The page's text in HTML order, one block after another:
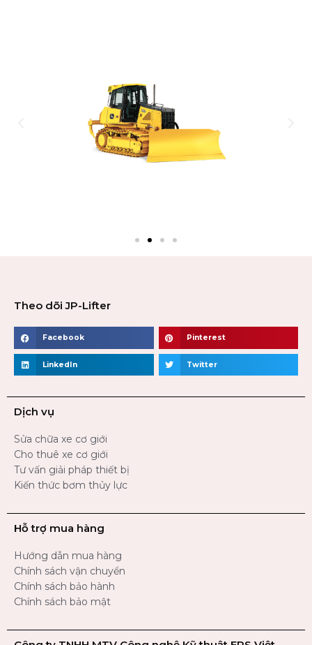
Hỗ trợ mua hàng
Hướng dẫn mua hàng
Chính sách vận chuyển
Chính sách bảo hành
Chính sách bảo mật
Dịch vụ
Sửa chữa xe cơ giới
Cho thuê xe cơ giới
Tư vấn giải pháp thiết bị
Kiến thức bơm thủy lực
Theo dõi JP-Lifter
Facebook Pinterest
LinkedIn Twitter